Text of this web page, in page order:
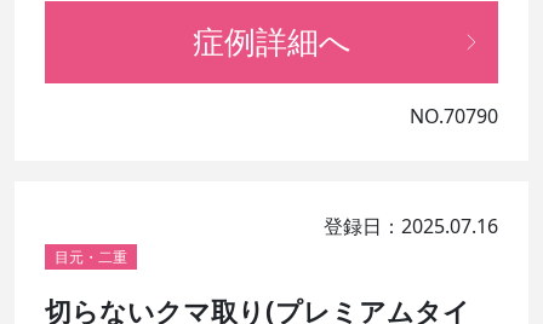
症例詳細へ
NO.70790
登録日：2025.07.16
目元・二重
切らないクマ取り(プレミアムタイ